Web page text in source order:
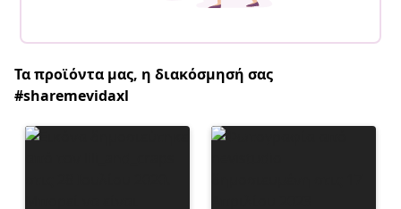
Τα προϊόντα μας, η διακόσμησή σας
#sharemevidaxl